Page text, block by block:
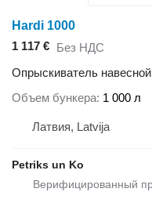
Hardi 1000
1 117 € Без НДС
Опрыскиватель навесной
Объем бункера 1 000 л
Латвия, Latvija
Petriks un Ko